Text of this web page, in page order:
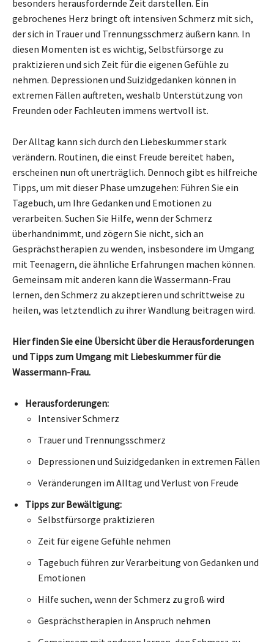
besonders herausfordernde Zeit darstellen. Ein
gebrochenes Herz bringt oft intensiven Schmerz mit sich,
der sich in Trauer und Trennungsschmerz äußern kann. In
diesen Momenten ist es wichtig, Selbstfürsorge zu
praktizieren und sich Zeit für die eigenen Gefühle zu
nehmen. Depressionen und Suizidgedanken können in
extremen Fällen auftreten, weshalb Unterstützung von
Freunden oder Fachleuten immens wertvoll ist.
Der Alltag kann sich durch den Liebeskummer stark
verändern. Routinen, die einst Freude bereitet haben,
erscheinen nun oft unerträglich. Dennoch gibt es hilfreiche
Tipps, um mit dieser Phase umzugehen: Führen Sie ein
Tagebuch, um Ihre Gedanken und Emotionen zu
verarbeiten. Suchen Sie Hilfe, wenn der Schmerz
überhandnimmt, und zögern Sie nicht, sich an
Gesprächstherapien zu wenden, insbesondere im Umgang
mit Teenagern, die ähnliche Erfahrungen machen können.
Gemeinsam mit anderen kann die Wassermann-Frau
lernen, den Schmerz zu akzeptieren und schrittweise zu
heilen, was letztendlich zu ihrer Wandlung beitragen wird.
Hier finden Sie eine Übersicht über die Herausforderungen
und Tipps zum Umgang mit Liebeskummer für die
Wassermann-Frau.
Herausforderungen:
Intensiver Schmerz
Trauer und Trennungsschmerz
Depressionen und Suizidgedanken in extremen Fällen
Veränderungen im Alltag und Verlust von Freude
Tipps zur Bewältigung:
Selbstfürsorge praktizieren
Zeit für eigene Gefühle nehmen
Tagebuch führen zur Verarbeitung von Gedanken und
Emotionen
Hilfe suchen, wenn der Schmerz zu groß wird
Gesprächstherapien in Anspruch nehmen